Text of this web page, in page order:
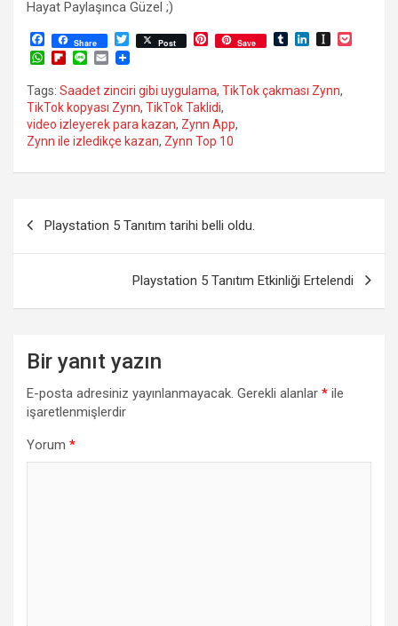
Hayat Paylaşınca Güzel ;)
F
b
o
o
k
Share
T
w
i
t
e
r
Post
P
e
r
e
s
t
Save
T
l
L
k
e
a
W
a
t
s
A
p
F
i
p
b
o
a
d
n
e
E
a
i
Tags: Saadet zinciri gibi uygulama, TikTok çakması Zynn,
TikTok kopyası Zynn, TikTok Taklidi,
video izleyerek para kazan, Zynn App,
Zynn ile izledikçe kazan, Zynn Top 10
gezinmesi
Playstation 5 Tanıtım tarihi belli oldu.
Playstation 5 Tanıtım Etkinliği Ertelendi
Bir yanıt yazın
E-posta adresiniz yayınlanmayacak. Gerekli alanlar * ile
işaretlenmişlerdir
Yorum *